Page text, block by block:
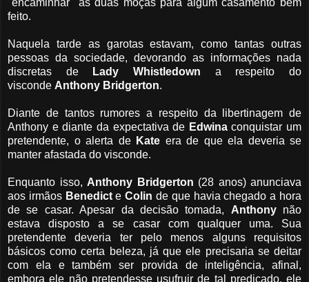
feito.
Naquela tarde as garotas estavam, como tantas outras
pessoas da sociedade, devorando as informações nada
discretas de
Lady Whistledown a respeito do
visconde Anthony Bridgerton.
Diante de tantos rumores a respeito da libertinagem de
Anthony e diante da expectativa de Edwinaconquistar um
pretendente, o alerta de Kate era de que ela deveria se
manter afastada do visconde.
Enquanto isso, Anthony Bridgerton (28 anos) anunciava
aos irmãos BenedicteColin de que havia chegado a hora
de se casar. Apesar da decisão tomada, Anthonynão
estava disposto a se casar com qualquer uma. Sua
pretendente deveria ter pelo menos alguns requisitos
básicos como certa beleza, já que ele precisaria se deitar
com ela e também ser provida de inteligência, afinal,
embora ele não pretendesse usufruir de tal predicado, ele